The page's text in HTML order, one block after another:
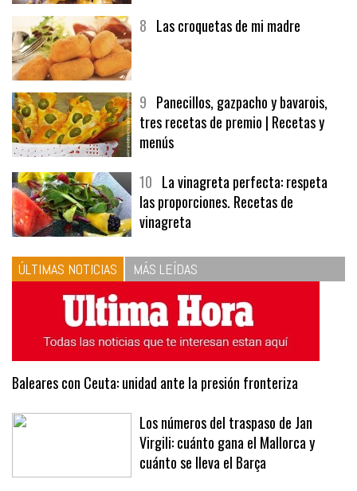
8 Las croquetas de mi madre
9 Panecillos, gazpacho y bavarois,
tres recetas de premio | Recetas y
menús
10 La vinagreta perfecta: respeta
las proporciones. Recetas de
vinagreta
ÚLTIMAS NOTICIAS MÁS LEÍDAS
Baleares con Ceuta: unidad ante la presión fronteriza
Los números del traspaso de Jan
Virgili: cuánto gana el Mallorca y
cuánto se lleva el Barça